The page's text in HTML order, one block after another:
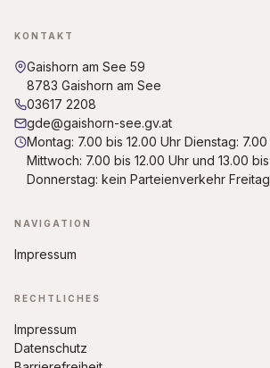
KONTAKT
Gaishorn am See 59
8783 Gaishorn am See
03617 2208
gde@gaishorn-see.gv.at
Montag: 7.00 bis 12.00 Uhr Dienstag:
Mittwoch: 7.00 bis 12.00 Uhr und 13.00
Donnerstag: kein Parteienverkehr
NAVIGATION
Impressum
RECHTLICHES
Impressum
Datenschutz